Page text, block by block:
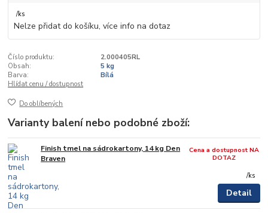
/ks
Nelze přidat do košíku, více info na dotaz
Číslo produktu:
2.000405RL
Obsah:
5 kg
Barva:
Bílá
Hlídat cenu / dostupnost
Do oblíbených
Varianty balení nebo podobné zboží:
Finish tmel na sádrokartony, 14 kg Den
Braven
/ks
Cena a dostupnost NA
DOTAZ
Detail